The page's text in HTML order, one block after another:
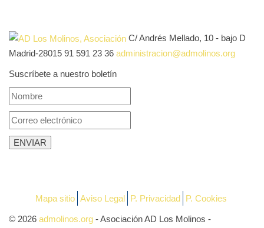
C/ Andrés Mellado, 10 - bajo D
Madrid-28015 91 591 23 36 administracion@admolinos.org
Suscríbete a nuestro boletín
Mapa sitio Aviso Legal P. Privacidad P. Cookies
© 2026 admolinos.org - Asociación AD Los Molinos -